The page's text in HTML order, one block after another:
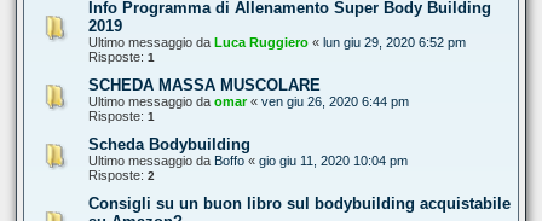
Info Programma di Allenamento Super Body Building
2019
Ultimo messaggio da Luca Ruggiero « lun giu 29, 2020 6:52 pm
Risposte: 1
SCHEDA MASSA MUSCOLARE
Ultimo messaggio da omar« ven giu 26, 2020 6:44 pm
Risposte: 1
Scheda Bodybuilding
Ultimo messaggio da Boffo « gio giu 11, 2020 10:04 pm
Risposte: 2
Consigli su un buon libro sul bodybuilding acquistabile